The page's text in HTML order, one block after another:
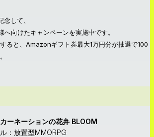
して、
へ向けたキャンペーンを実施中です。
ると、Amazonギフト券最大1万円分が抽選で100
ーネーションの花弁 BLOOM
：放置型MMORPG